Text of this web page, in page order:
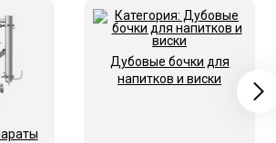
Дубовые бочки для
напитков и виски